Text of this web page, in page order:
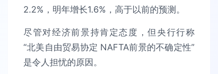
2.2%，明年增长1.6%，高于以前的预测。
尽管对经济前景持肯定态度，但央行行称
“北美自由贸易协定 NAFTA前景的不确定性”
是令人担忧的原因。